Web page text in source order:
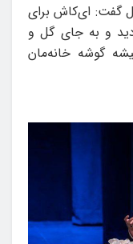
گفت: ای‌کاش برای
‌و به جای گل و
گوشه خانه‌مان‌